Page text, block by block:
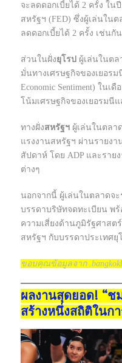
จะลดดอกเบี้ยได้ 2 ครั้ง ใน
สหรัฐฯ (FED) ซึ่งผู้เล่นในต
ลดดอกเบี้ยได้ 2 ครั้ง เช่นกัน
ส่วนในฝั่งยุโรป ผู้เล่นในต
มั่นทางเศรษฐกิจของเยอร
Economic Sentiment) ใน
โน้มเศรษฐกิจของเยอรมนี
ทางฝั่งสหรัฐฯ ผู้เล่นในตลา
แรงงานสหรัฐฯ ผ่านรายง
สัปดาห์ โดย ADP และรา
ต่างๆ
นอกจากนี้ ผู้เล่นในตลาดจ
บรรดาบริษัทจดทะเบียน พ
ความเสี่ยงด้านภูมิรัฐศาสต
สหรัฐฯ กับบรรดาประเทศยุ
ขอบคุณข้อมูลจาก
ผลงานสุดยอด! “ช
สร้างหนึ่งสถิติในก